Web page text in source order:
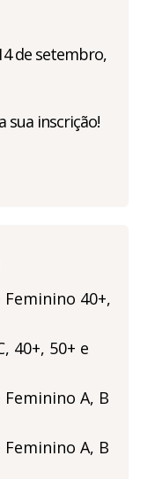
de setembro,
sua inscrição!
40+,
40+, 50+ e
A, B
A, B